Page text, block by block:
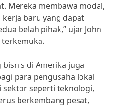
Mereka membawa modal,
baru yang dapat
belah pihak,” ujar John
di Amerika juga
para pengusaha lokal
sektor seperti teknologi,
berkembang pesat,